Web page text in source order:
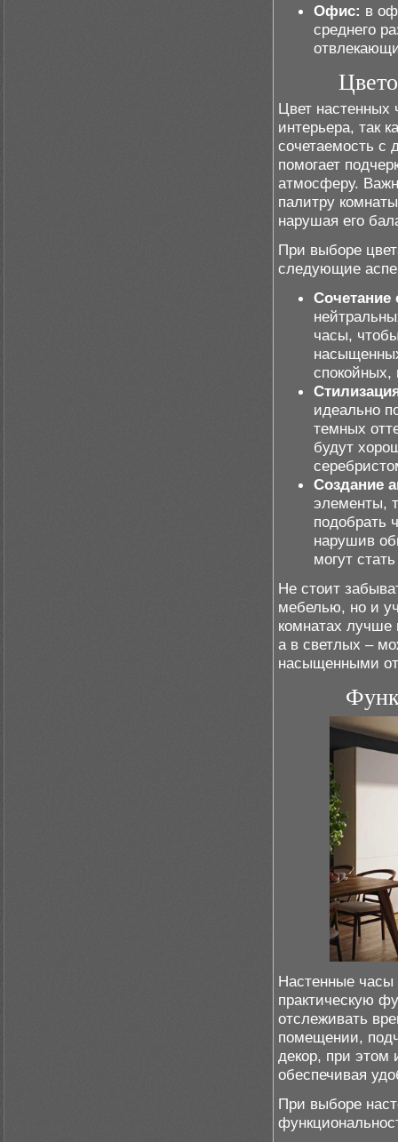
Офис: в
среднего
Цвет настенных
интерьера, так
сочетаемость с
помогает
атмосферу.
палитру
нарушая его
При выборе
следующие
часы,
спокойных,
идеально
темных
будут
Создание
элементы,
подобрать
нарушив
могут
Не стоит
мебелью, но и
комнатах лучше
а в светлых –
насыщенными
Настенные часы
практическую
отслеживать
помещении,
декор, при этом
обеспечивая
При выборе